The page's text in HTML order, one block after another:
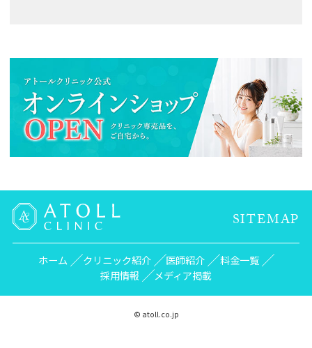
SITEMAP
ホーム クリニック紹介 医師紹介
料金一覧
採用情報
メディア掲載
© atoll.co.jp